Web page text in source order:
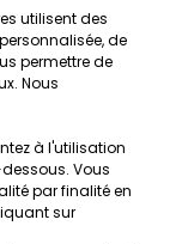
utilisent des
de
permettre de
Nous
à l'utilisation
Vous
par finalité en
sur